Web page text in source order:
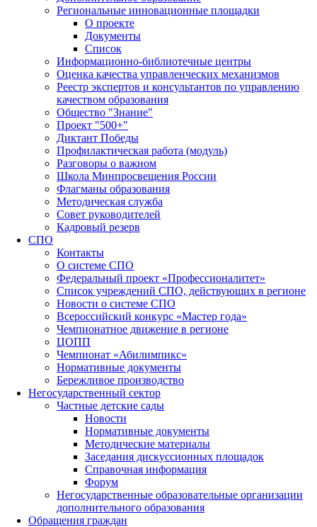
Региональные инновационные площадки
О проекте
Документы
Список
Информационно-библиотечные центры
Оценка качества управленческих механизмов
Реестр экспертов и консультантов по управлению
качеством образования
Общество "Знание"
Проект "500+"
Диктант Победы
Профилактическая работа (модуль)
Разговоры о важном
Школа Минпросвещения России
Флагманы образования
Методическая служба
Совет руководителей
Кадровый резерв
СПО
Контакты
О системе СПО
Федеральный проект «Профессионалитет»
Список учреждений СПО, действующих в регионе
Новости о системе СПО
Всероссийский конкурс «Мастер года»
Чемпионатное движение в регионе
ЦОПП
Чемпионат «Абилимпикс»
Нормативные документы
Бережливое производство
Негосударственный сектор
Частные детские сады
Новости
Нормативные документы
Методические материалы
Заседания дискуссионных площадок
Справочная информация
Форум
Негосударственные образовательные организации
дополнительного образования
Обращения граждан